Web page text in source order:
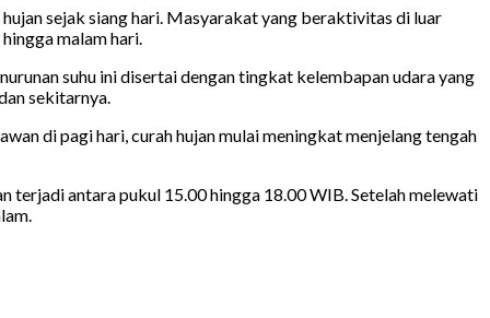
sejak siang hari. Masyarakat yang beraktivitas di luar
malam hari.
suhu ini disertai dengan tingkat kelembapan udara yang
sekitarnya.
di pagi hari, curah hujan mulai meningkat menjelang tengah
terjadi antara pukul 15.00 hingga 18.00 WIB. Setelah melewati